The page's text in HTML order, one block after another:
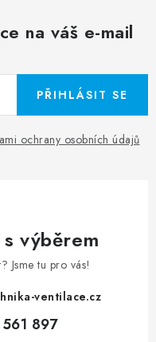
na váš e-mail
ochrany osobních údajů
PŘIHLÁSIT SE
výběrem
Jsme tu pro vás!
ventilace.cz
897